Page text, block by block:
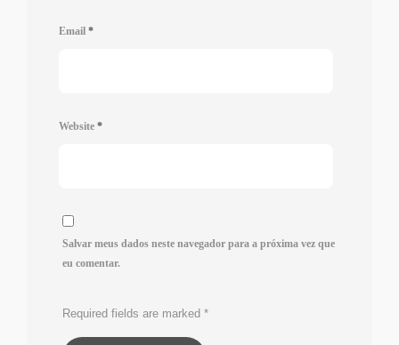
Email *
Website *
Salvar meus dados neste navegador para a próxima vez que
eu comentar.
Required fields are marked *